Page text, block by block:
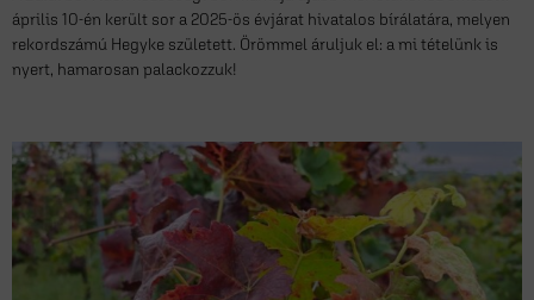
április 10-én került sor a 2025-ös évjárat hivatalos bírálatára, melyen
rekordszámú Hegyke született. Örömmel áruljuk el: a mi tételünk is
nyert, hamarosan palackozzuk!